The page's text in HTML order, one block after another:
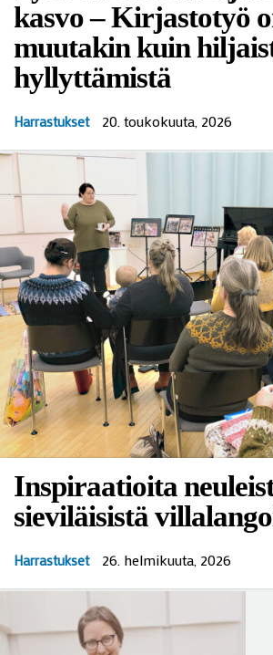
kasvo – Kirjastotyö
muutakin kuin
hyllyttämistä
Harrastukset 20. toukokuuta, 2026
Inspiraatioita
sieviläisistä
Harrastukset 26. helmikuuta, 2026